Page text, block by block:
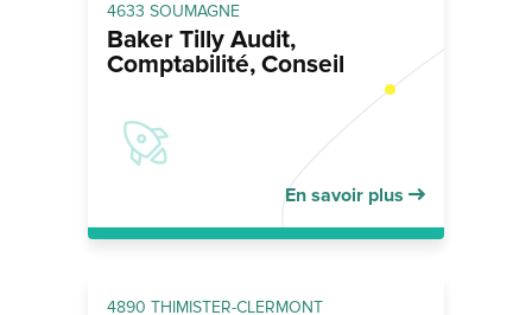
4633 SOUMAGNE
Baker Tilly Audit,
Comptabilité, Conseil
En savoir plus
4890 THIMISTER-CLERMONT